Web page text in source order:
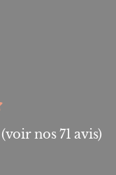
(voir nos 71 avis)